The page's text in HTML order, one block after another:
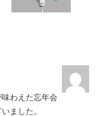
わえた忘年会
ました。